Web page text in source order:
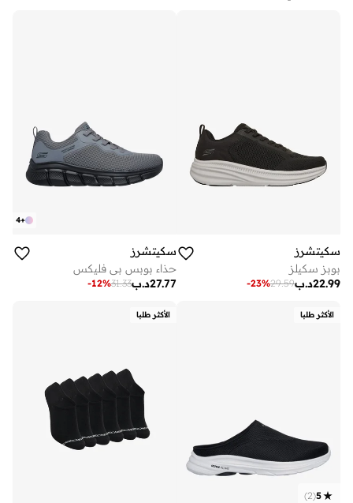
سكيتشرز
بوبز سكيلز
د.ب22.99
29.59
-23%
+
4
سكيتشرز
حذاء بوبس بي فليكس
د.ب27.77
31.33
-12%
الأكثر طلبا
5
(
2
)
الأكثر طلبا